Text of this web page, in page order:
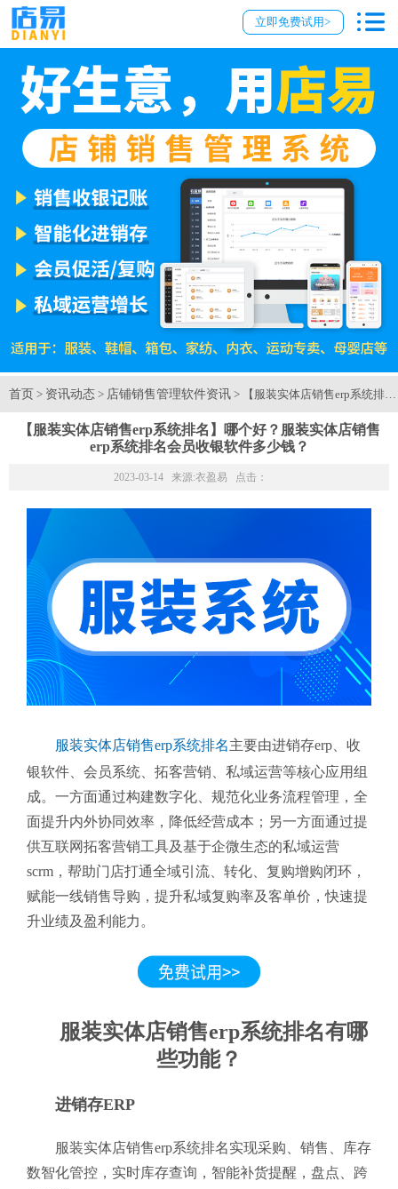
立即免费试用>
首页 > 资讯动态 > 店铺销售管理软件资讯 > 【服装实体店销售erp系统排
【服装实体店销售erp系统排名】哪个好？服装实体店销售
erp系统排名会员收银软件多少钱？
2023-03-14 来源:衣盈易 点击：
服装实体店销售erp系统排名主要由进销存erp、收
银软件、会员系统、拓客营销、私域运营等核心应用组
成。一方面通过构建数字化、规范化业务流程管理，全
面提升内外协同效率，降低经营成本；另一方面通过提
供互联网拓客营销工具及基于企微生态的私域运营
scrm，帮助门店打通全域引流、转化、复购增购闭环，
赋能一线销售导购，提升私域复购率及客单价，快速提
升业绩及盈利能力。
服装实体店销售erp系统排名有哪
些功能？
进销存ERP
服装实体店销售erp系统排名实现采购、销售、库存
数智化管控，实时库存查询，智能补货提醒，盘点、跨